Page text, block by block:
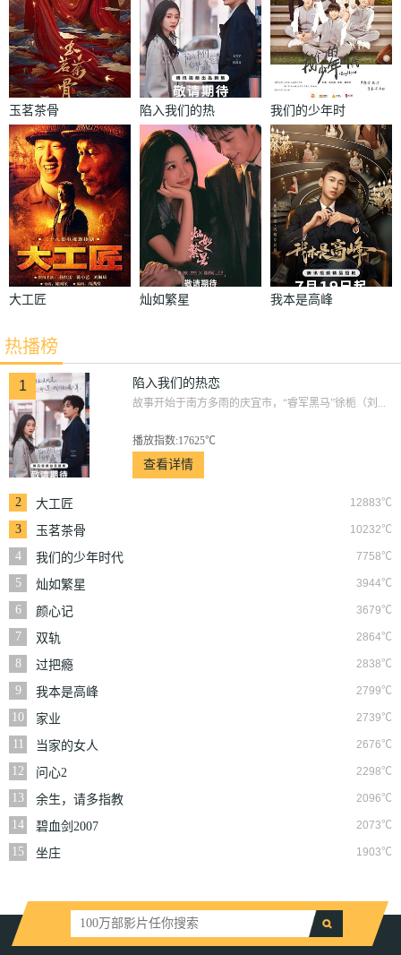
玉茗茶骨
陷入我们的热
恋
我们的少年时
代
大工匠 灿如繁星 我本是高峰
热播榜
1 陷入我们的热恋
故事开始于南方多雨的庆宜市，“睿军黑马”徐栀（刘...
播放指数:17625℃
查看详情
2 12883℃
大工匠
3
10232℃
玉茗茶骨
4
7758℃
我们的少年时代
5
3944℃
灿如繁星
6
3679℃
颜心记
7
2864℃
双轨
8
2838℃
过把瘾
9
2799℃
我本是高峰
10
2739℃
家业
11
2676℃
当家的女人
12
2298℃
问心2
13
2096℃
余生，请多指教
14
2073℃
碧血剑2007
15
1903℃
坐庄